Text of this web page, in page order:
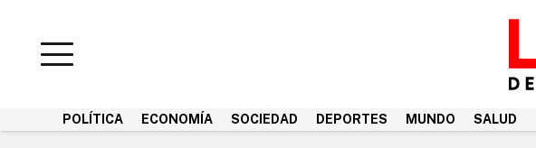
POLÍTICA ECONOMÍA SOCIEDAD DEPORTES MUNDO SALUD